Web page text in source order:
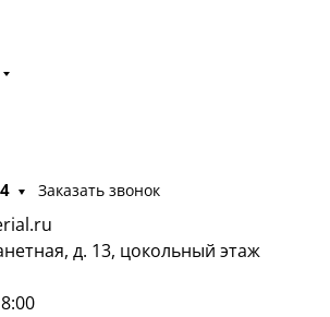
Заказать звонок
д. 13, цокольный этаж